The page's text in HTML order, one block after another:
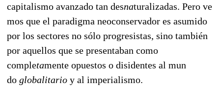
capitalismo avanzado tan desnaturalizadas. Pero ve
mos que el paradigma neoconservador es asumido
por los sectores no sólo progresistas, sino también
por aquellos que se presentaban como
completamente opuestos o disidentes al mun
do globalitario y al imperialismo.